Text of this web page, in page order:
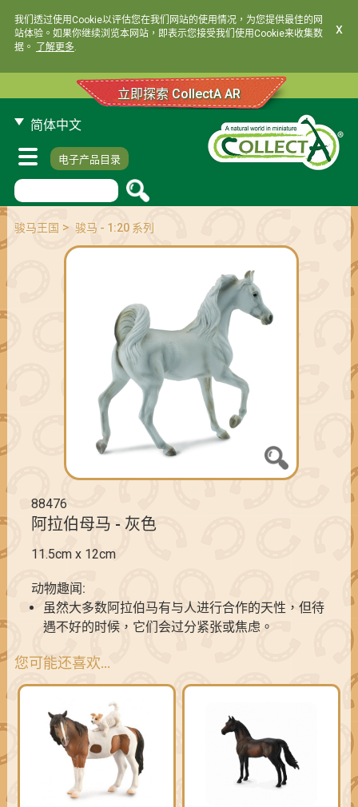
我们透过使用Cookie以评估您在我们网站的使用情况，为您提供最佳的网
站体验。如果你继续浏览本网站，即表示您接受我们使用Cookie来收集数
据。
了解更多.
x
立即探索 CollectA AR
简体中文
电子产品目录
骏马王国 > 骏马 - 1:20 系列
88476
阿拉伯母马 - 灰色
11.5cm x 12cm
动物趣闻:
虽然大多数阿拉伯马有与人进行合作的天性，但待
遇不好的时候，它们会过分紧张或焦虑。
您可能还喜欢…